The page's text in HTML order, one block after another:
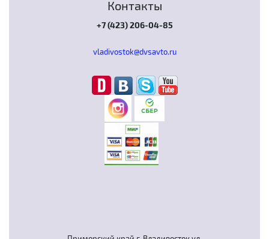
Контакты
+7 (423) 206-04-85
vladivostok@dvsavto.ru